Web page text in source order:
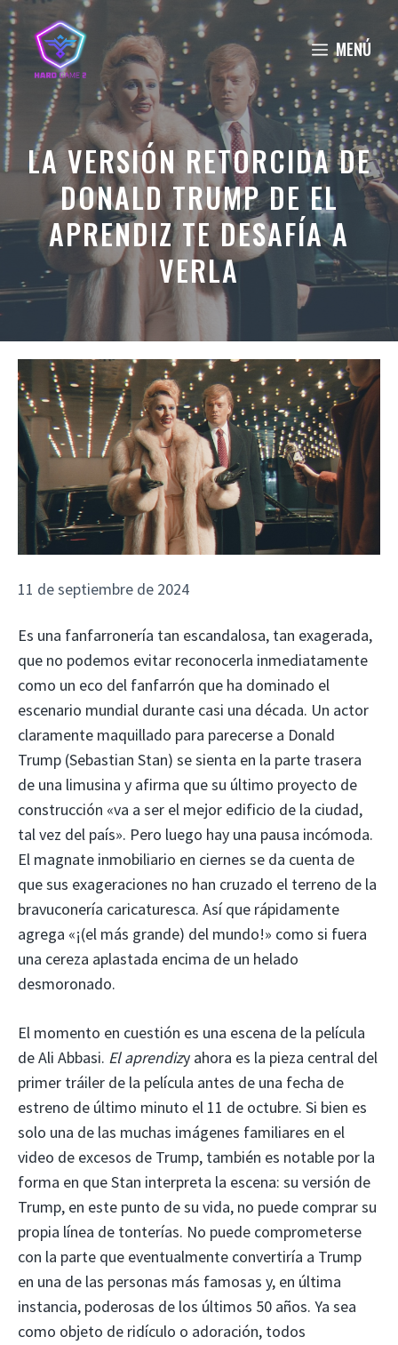
Saltar
al
contenido
MENÚ
LA VERSIÓN RETORCIDA DE
DONALD TRUMP DE EL
APRENDIZ TE DESAFÍA A
VERLA
11 de septiembre de 2024
Es una fanfarronería tan escandalosa, tan exagerada,
que no podemos evitar reconocerla inmediatamente
como un eco del fanfarrón que ha dominado el
escenario mundial durante casi una década. Un actor
claramente maquillado para parecerse a Donald
Trump (Sebastian Stan) se sienta en la parte trasera
de una limusina y afirma que su último proyecto de
construcción «va a ser el mejor edificio de la ciudad,
tal vez del país». Pero luego hay una pausa incómoda.
El magnate inmobiliario en ciernes se da cuenta de
que sus exageraciones no han cruzado el terreno de la
bravuconería caricaturesca. Así que rápidamente
agrega «¡(el más grande) del mundo!» como si fuera
una cereza aplastada encima de un helado
desmoronado.
El momento en cuestión es una escena de la película
de Ali Abbasi. El aprendizy ahora es la pieza central del
primer tráiler de la película antes de una fecha de
estreno de último minuto el 11 de octubre. Si bien es
solo una de las muchas imágenes familiares en el
video de excesos de Trump, también es notable por la
forma en que Stan interpreta la escena: su versión de
Trump, en este punto de su vida, no puede comprar su
propia línea de tonterías. No puede comprometerse
con la parte que eventualmente convertiría a Trump
en una de las personas más famosas y, en última
instancia, poderosas de los últimos 50 años. Ya sea
como objeto de ridículo o adoración, todos